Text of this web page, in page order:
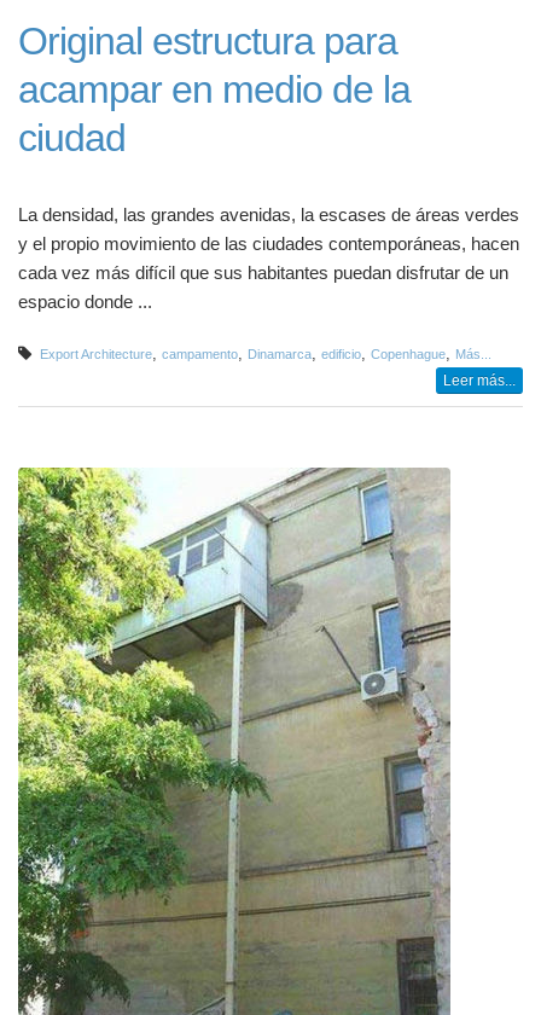
Original estructura para
acampar en medio de la
ciudad
La densidad, las grandes avenidas, la escases de áreas verdes
y el propio movimiento de las ciudades contemporáneas, hacen
cada vez más difícil que sus habitantes puedan disfrutar de un
espacio donde ...
Export Architecture campamento Dinamarca edificio Copenhague Más...
Leer más...